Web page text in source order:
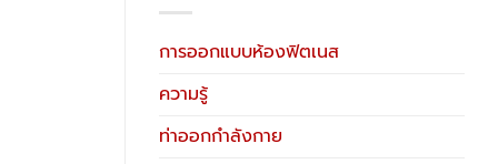
การออกแบบห้องฟิตเนส
ความรู้
ท่าออกกำลังกาย